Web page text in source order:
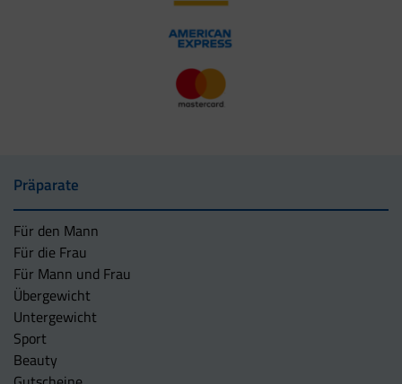
Präparate
Für den Mann
Für die Frau
Für Mann und Frau
Übergewicht
Untergewicht
Sport
Beauty